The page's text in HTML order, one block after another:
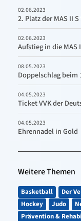
02.06.2023
2. Platz der MAS II
02.06.2023
Aufstieg in die MAS
08.05.2023
Doppelschlag beim
04.05.2023
Ticket VVK der
04.05.2023
Ehrennadel in Gold
Weitere Themen
Basketball Der
Hockey
Judo
Prävention &